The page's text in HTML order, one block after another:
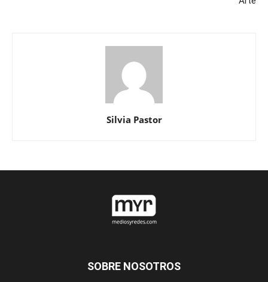
Silvia Pastor
SOBRE NOSOTROS